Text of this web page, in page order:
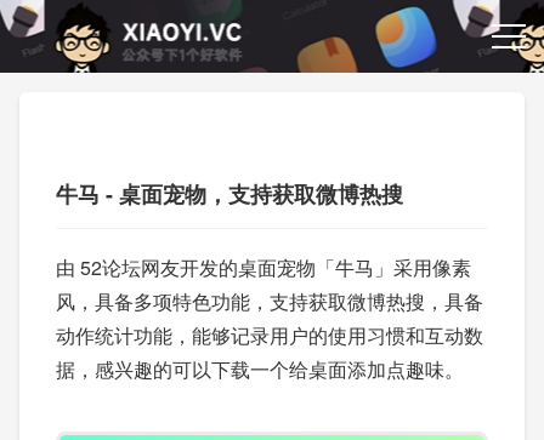
牛马 - 桌面宠物，支持获取微博热搜
由 52论坛网友开发的桌面宠物「牛马」采用像素
风，具备多项特色功能，支持获取微博热搜，具备
动作统计功能，能够记录用户的使用习惯和互动数
据，感兴趣的可以下载一个给桌面添加点趣味。